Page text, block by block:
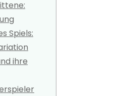
Spiels:
ihre